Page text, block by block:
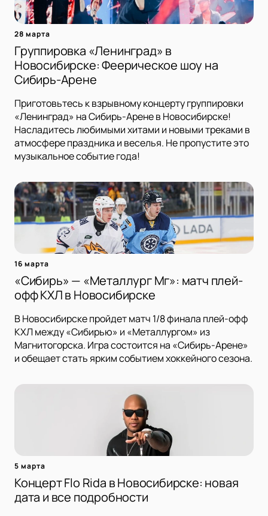
28 марта
Группировка «Ленинград» в
Новосибирске: Феерическое шоу на
Сибирь-Арене
Приготовьтесь к взрывному концерту группировки
«Ленинград» на Сибирь-Арене в Новосибирске!
Насладитесь любимыми хитами и новыми треками в
атмосфере праздника и веселья. Не пропустите это
музыкальное событие года!
16 марта
«Сибирь» — «Металлург Мг»: матч плей-
офф КХЛ в Новосибирске
В Новосибирске пройдет матч 1/8 финала плей-офф
КХЛ между «Сибирью» и «Металлургом» из
Магнитогорска. Игра состоится на «Сибирь-Арене»
и обещает стать ярким событием хоккейного сезона.
5 марта
Концерт Flo Rida в Новосибирске: новая
дата и все подробности